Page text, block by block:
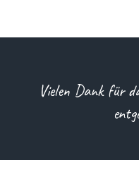
Vielen Dank für